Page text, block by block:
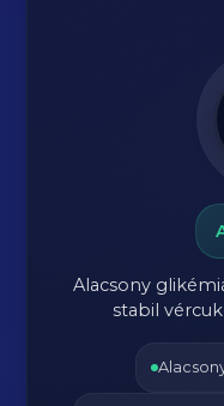
Alacsony
stabil